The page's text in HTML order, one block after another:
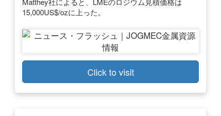
15,000US$/ozに上った。
Click to visit